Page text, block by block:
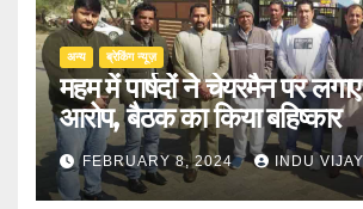
अन्य ब्रेकिंग न्यूज़
महम में पार्षदों ने चेयरमैन पर
आरोप, बैठक का किया बहिष्कार
FEBRUARY 8, 2024 INDU